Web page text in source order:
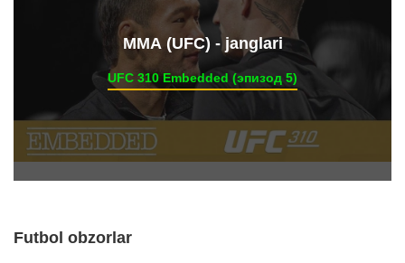
ММА (UFC) - janglari
UFC 310 Embedded (эпизод 5)
Futbol obzorlar